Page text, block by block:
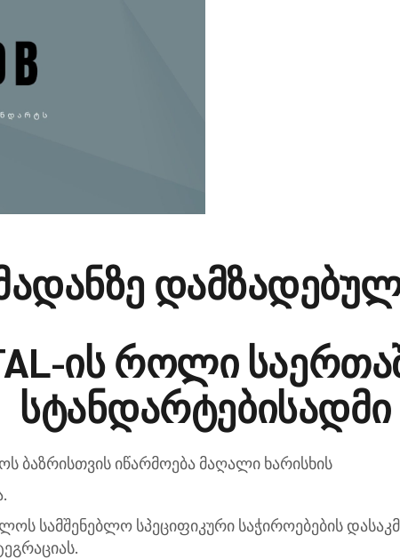
-ის როლი
სტანდარტებისადმი
ბაზრისთვის იწარმოება მაღალი ხარისხის
სამშენებლო სპეციფიკური საჭიროებების